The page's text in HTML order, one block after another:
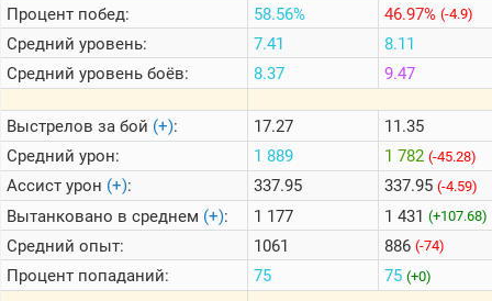
Процент побед:
Средний уровень:
Средний уровень боёв:
Выстрелов за бой (+):
Средний урон:
Ассист урон (+):
Вытанковано в среднем (+):
Средний опыт:
Процент попаданий:
58.56%
7.41
8.37
17.27
1 889
337.95
1 177
1061
75
46.97% (-4.9)
8.11
9.47
11.35
1 782 (-45.28)
337.95 (-4.59)
1 431 (+107.68)
886 (-74)
75 (+0)